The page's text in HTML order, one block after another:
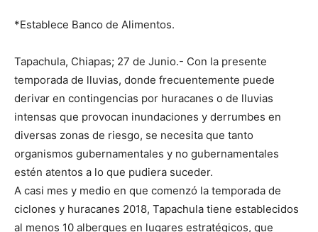
*Establece Banco de Alimentos.
Tapachula, Chiapas; 27 de Junio.- Con la presente
temporada de lluvias, donde frecuentemente puede
derivar en contingencias por huracanes o de lluvias
intensas que provocan inundaciones y derrumbes en
diversas zonas de riesgo, se necesita que tanto
organismos gubernamentales y no gubernamentales
estén atentos a lo que pudiera suceder.
A casi mes y medio en que comenzó la temporada de
ciclones y huracanes 2018, Tapachula tiene establecidos
al menos 10 albergues en lugares estratégicos, que